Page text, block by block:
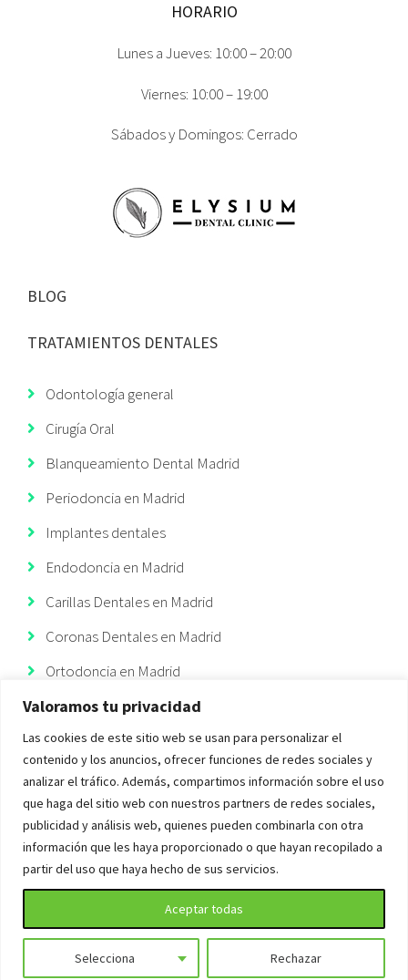
Valoramos tu privacidad
Las cookies de este sitio web se usan para personalizar el
contenido y los anuncios, ofrecer funciones de redes sociales y
analizar el tráfico. Además, compartimos información sobre el uso
que haga del sitio web con nuestros partners de redes sociales,
publicidad y análisis web, quienes pueden combinarla con otra
información que les haya proporcionado o que hayan recopilado a
partir del uso que haya hecho de sus servicios.
Selecciona Rechazar
Aceptar todas
HORARIO
Lunes a Jueves: 10:00 – 20:00
Viernes: 10:00 – 19:00
Sábados y Domingos: Cerrado
BLOG
TRATAMIENTOS DENTALES
Odontología general
Cirugía Oral
Blanqueamiento Dental Madrid
Periodoncia en Madrid
Implantes dentales
Endodoncia en Madrid
Carillas Dentales en Madrid
Coronas Dentales en Madrid
Ortodoncia en Madrid
Ortodoncia Invisible
Implantes Dentales Madrid
Copyright 2022 Elysium Dental Clinica Dental en el Barrio de Salamanca | Todos
los derechos reservados |Política de privacidad|Política de contacto|Política de
| Desarrollado porTREY DIGITAL
¡Síguenos!